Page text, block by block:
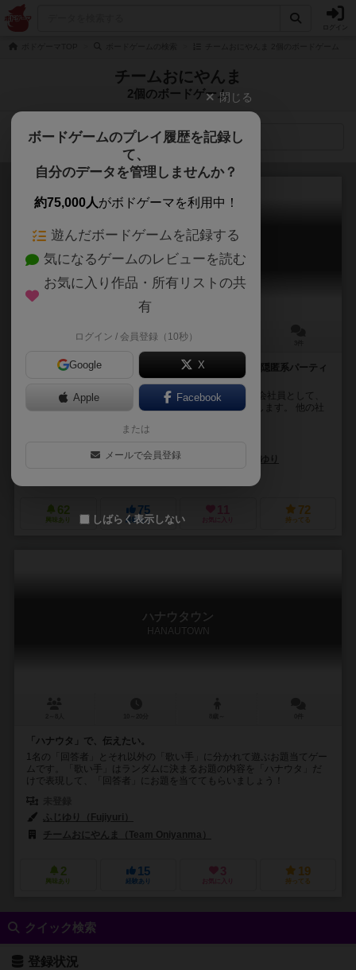
チームおにやんま
2個のボードゲーム
検索メニュー
人労
Jinrou
20～40分
これは人狼？いや、人労！！GM不要！脱落なし！正体隠匿系パーティ
【『人労』のストーリー】 プレイヤーはとある企業の会社員として、
お互いの正体を隠したまま秘密のプロジェクトに参加します。 他の社
渋江 玖琉（Kuru Shibue）
ふじゆり
62
興味あり
75
経験あり
11
お気に入り
72
持ってる
ハナウタウン
HANAUTOWN
「ハナウタ」で、伝えたい。
1名の「回答者」とそれ以外の「歌い手」に分かれて遊ぶお題当てゲー
ムです。「歌い手」はランダムに決まるお題の内容を「ハナウタ」だ
けで表現して、「回答者」にお題を当ててもらいましょう！
ふじゆり（Fujiyuri）
チームおにやんま（Team Oniyanma）
2
興味あり
15
経験あり
3
お気に入り
19
持ってる
クイック検索
登録状況
閉じる
ボードゲームのプレイ履歴を記録し
て、
自分のデータを管理しませんか？
約75,000人がボドゲーマを利用中！
遊んだボードゲームを記録する
気になるゲームのレビューを読む
お気に入り作品・所有リストの共
有
ログイン / 会員登録（10秒）
Google X
Apple Facebook
または
メールで会員登録
しばらく表示しない